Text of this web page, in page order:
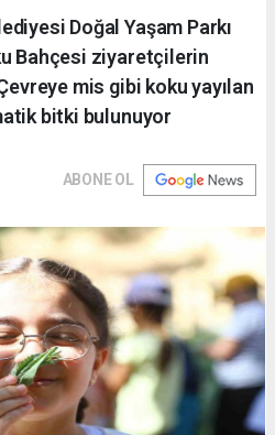
Doğal Yaşam Parkı
Bahçesi ziyaretçilerin
mis gibi koku yayılan
bitki bulunuyor
ABONE OL